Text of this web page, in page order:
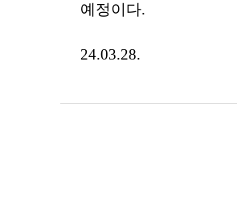
예정이다.
24.03.28.